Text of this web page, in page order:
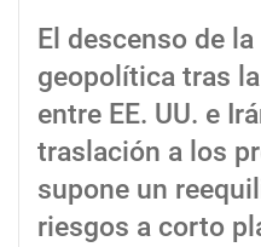
El descenso de
geopolítica tras
entre EE. UU. e
traslación a los
supone un
riesgos a corto